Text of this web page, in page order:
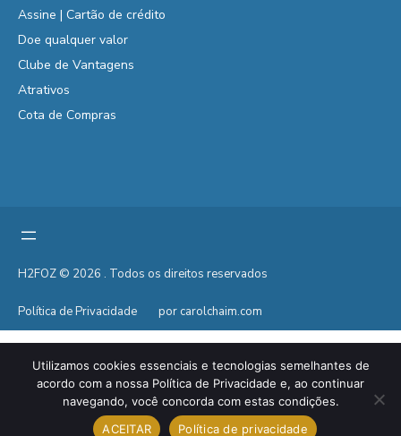
Assine | Cartão de crédito
Doe qualquer valor
Clube de Vantagens
Atrativos
Cota de Compras
H2FOZ © 2026 . Todos os direitos reservados
Política de Privacidade por carolchaim.com
Utilizamos cookies essenciais e tecnologias semelhantes de
acordo com a nossa Política de Privacidade e, ao continuar
navegando, você concorda com estas condições.
ACEITAR
Política de privacidade